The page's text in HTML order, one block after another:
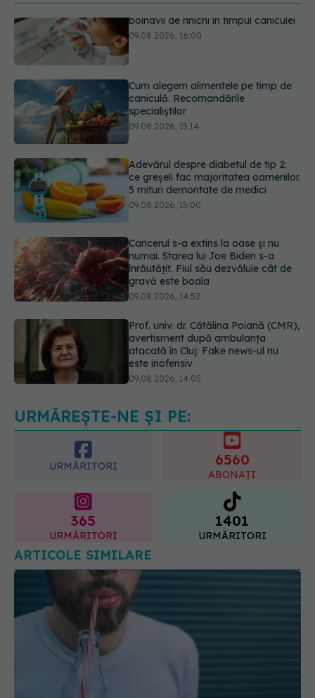
Cum alegem alimentele pe timp de
Adevărul despre diabetul de tip 2:
ce greșeli fac majoritatea oamenilor.
Cancerul s-a extins la oase și nu
numai. Starea lui Joe Biden s-a
09.08.2026, 14:52
Prof. univ. dr. Cătălina Poiană (CMR),
avertisment după ambulanța
atacată în Cluj: Fake news-ul nu
09.08.2026, 14:05
Greșeala periculoasă făcută de
bolnavii de rinichi în timpul caniculei
URMĂREȘTE-NE ȘI PE:
URMĂRITORI 6560
ABONAȚI
365
URMĂRITORI
1401
URMĂRITORI
ARTICOLE SIMILARE